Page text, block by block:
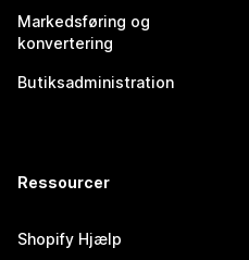
Markedsføring og
konvertering
Butiksadministration
Ressourcer
Shopify Hjælp